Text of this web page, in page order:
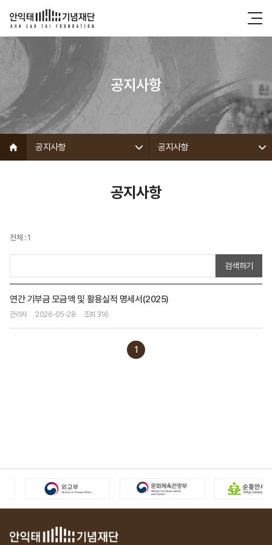
공지사항
공지사항 공지사항
공지사항
전체 : 1
검색하기
연간 기부금 모금액 및 활용실적 명세서(2025)
관리자 2026-05-28 조회 316
1